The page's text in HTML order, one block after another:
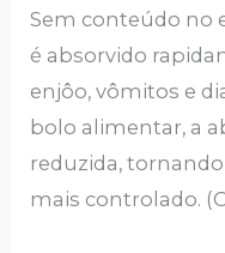
Sem conteúdo no
é absorvido
enjôo, vômitos e
bolo alimentar, a
reduzida,
mais controlado.